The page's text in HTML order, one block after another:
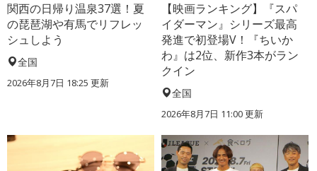
関西の日帰り温泉37選！夏
の琵琶湖や有馬でリフレッ
シュしよう
全国
2026年8月7日 18:25 更新
【映画ランキング】『スパ
イダーマン』シリーズ最高
発進で初登場V！『ちいか
わ』は2位、新作3本がラン
クイン
全国
2026年8月7日 11:00更新